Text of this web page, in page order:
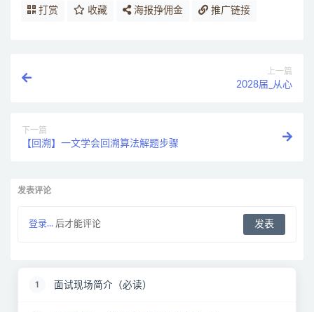
打赏 收藏 海报挣佣金 推广链接
上一篇
2028届_从心
下一篇
【回溯】一文学会回溯算法解题步骤
发表评论
登录... 后才能评论
1 面试现场简介（必读）